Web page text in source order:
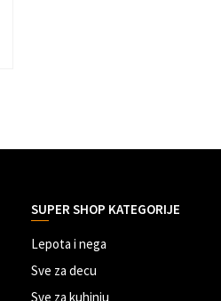
SUPER SHOP KATEGORIJE
Lepota i nega
Sve za decu
Sve za kuhinju